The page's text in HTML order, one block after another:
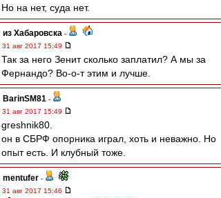
Но на нет, суда нет.
из Хабаровска -
31 авг 2017 15:49
Так за него Зенит сколько заплатил? А мы за
Фернандо? Во-о-т этим и лучше.
BarinSM81 -
31 авг 2017 15:49
greshnik80.
он в СБРФ опорника играл, хоть и неважно. Но
опыт есть. И клубный тоже.
mentufer -
31 авг 2017 15:46